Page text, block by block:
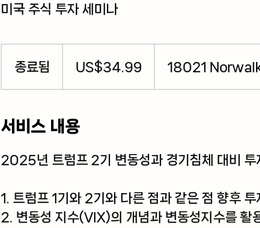
미국 주식 투자 세미나
종료됨
료러
US$34.99 18021
서비스 내용
2025년 트럼프 2기 변동성과 경기침체 대비 투
1. 트럼프 1기와 2기와 다른 점과 같은 점 향후
2. 변동성 지수(VIX)의 개념과 변동성지수를 활